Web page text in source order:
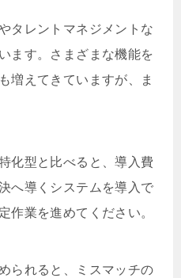
タレントマネジメントな
ます。さまざまな機能を
増えてきていますが、ま
化型と比べると、導入費
へ導くシステムを導入で
作業を進めてください。
られると、ミスマッチの